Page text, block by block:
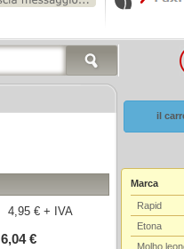
4,95 € + IVA
6,04 €
Marca
Rapid
Etona
Molho
il